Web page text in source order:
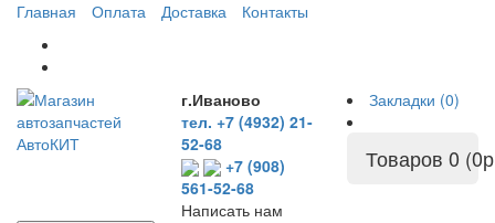
Главная Оплата Доставка Контакты
г.Иваново
тел. +7 (4932) 21-
52-68
+7 (908)
561-52-68
Написать нам
Закладки (0)
Товаров 0